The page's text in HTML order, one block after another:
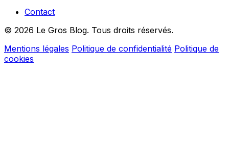
Contact
© 2026 Le Gros Blog. Tous droits réservés.
Mentions légales Politique de confidentialité Politique de
cookies